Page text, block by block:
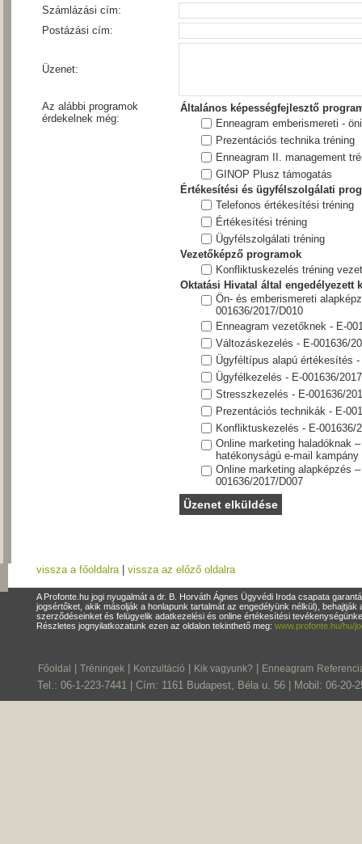
Számlázási cím:
Postázási cím:
Üzenet:
Az alábbi programok
érdekelnek még:
Általános képességfejlesztő
Enneagram emberismereti -
Prezentációs technika tréning
Enneagram II. management
GINOP Plusz támogatás
Értékesítési és ügyfélszolgálati
Telefonos értékesítési tréning
Értékesítési tréning
Ügyfélszolgálati tréning
Vezetőképző programok
Konfliktuskezelés tréning
Oktatási Hivatal által engedélyezett
Ön- és emberismereti
001636/2017/D010
Enneagram vezetőknek - E-
Változáskezelés - E-001636/
Ügyféltípus alapú értékesítés -
Ügyfélkezelés - E-001636/
Stresszkezelés - E-001636/
Prezentációs technikák - E-
Konfliktuskezelés - E-001636/
Online marketing haladóknak
hatékonyságú e-mail
Online marketing alapképzés
001636/2017/D007
vissza a főoldalra| vissza az előző oldalra
A Profonte.hu jogi nyugalmát a dr. B. Horváth Ágnes Ügyvédi Iroda csapata
jogsértőket, akik másolják a honlapunk tartalmát az engedélyünk nélkül),
szerződéseinket és felügyelik adatkezelési és online értékesítési
Részletes jognyilatkozatunk ezen az oldalon tekinthető meg: www.profonte.hu/hu/
Főoldal Tréningek Konzultáció Kik vagyunk? Enneagram
Tel.: 06-1-223-7441 | Cím: 1161 Budapest, Béla u. 56 | Mobil: 06-20-